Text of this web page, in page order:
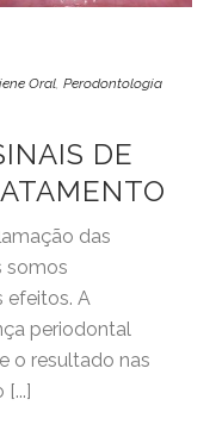
Oral, Perodontologia
DE
das
somos
efeitos. A
periodontal
o resultado nas